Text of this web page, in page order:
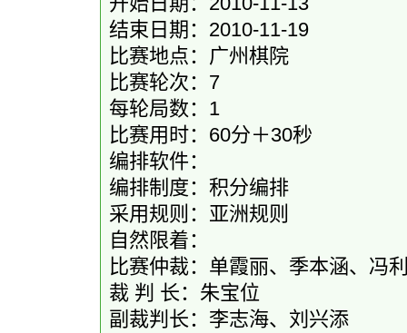
结束日期：2010-11-19
比赛地点：广州棋院
比赛轮次：7
每轮局数：1
比赛用时：60分＋30秒
编排软件：
编排制度：积分编排
采用规则：亚洲规则
自然限着：
比赛仲裁：单霞丽、季本涵、冯
裁 判 长：朱宝位
副裁判长：李志海、刘兴添